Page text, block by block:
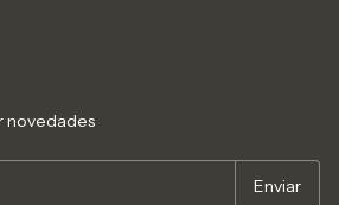
novedades